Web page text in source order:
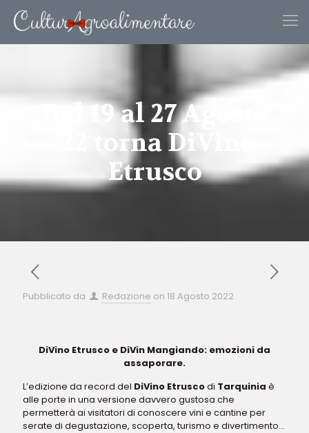
Dal 19 al 27 Agosto
’22 torna DiVino
Etrusco
Pubblicato da Redazione on 18 Agosto 2022
DiVino Etrusco e DiVin Mangiando: emozioni da
assaporare.
L’edizione da record del DiVino Etruscodi Tarquinia è
alle porte in una versione davvero gustosa che
permetterà ai visitatori di conoscere vini e cantine per
serate di degustazione, scoperta, turismo e divertimento...